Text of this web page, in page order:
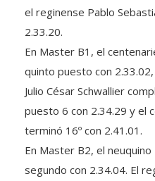
el reginense Pablo
2.33.20.
En Master B1, el
quinto puesto con
Julio César Schwallier
puesto 6 con 2.34.29 y el
terminó 16º con 2.41.01.
En Master B2, el
segundo con 2.34.04. El